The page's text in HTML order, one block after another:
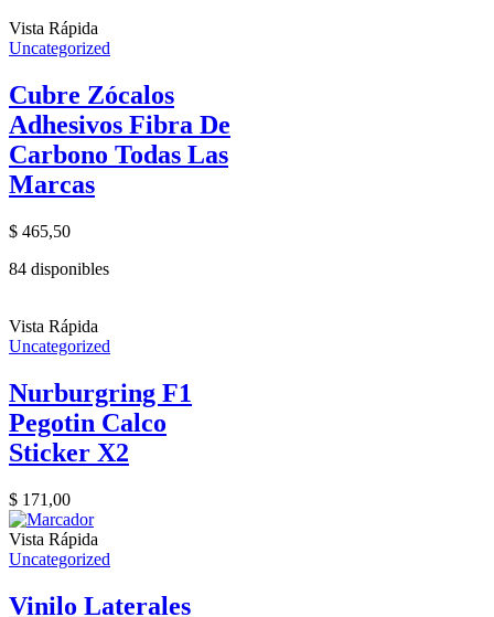
Vista Rápida
Uncategorized
Cubre Zócalos
Adhesivos Fibra De
Carbono Todas Las
Marcas
$ 465,50
84 disponibles
Vista Rápida
Uncategorized
Nurburgring F1
Pegotin Calco
Sticker X2
$ 171,00
Vista Rápida
Uncategorized
Vinilo Laterales